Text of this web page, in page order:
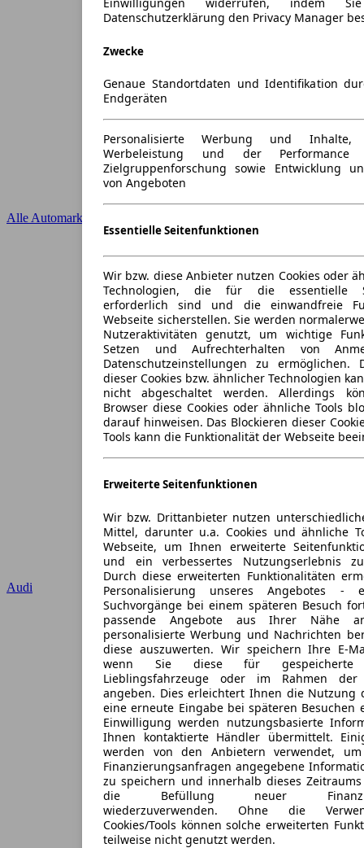
Einwilligungen widerrufen, indem
Datenschutzerklärung den Privacy Manager
Zwecke
Genaue Standortdaten und Identifikation
Endgeräten
Personalisierte Werbung und Inhalte,
Werbeleistung und der
Zielgruppenforschung sowie Entwicklung
von Angeboten
Essentielle Seitenfunktionen
Wir bzw. diese Anbieter nutzen Cookies oder
Technologien, die für die essentielle
erforderlich sind und die einwandfreie
Webseite sicherstellen. Sie werden
Nutzeraktivitäten genutzt, um wichtige
Setzen und Aufrechterhalten von
Datenschutzeinstellungen zu ermöglichen.
dieser Cookies bzw. ähnlicher Technologien
nicht abgeschaltet werden. Allerdings
Browser diese Cookies oder ähnliche Tools
darauf hinweisen. Das Blockieren dieser
Tools kann die Funktionalität der Webseite
Erweiterte Seitenfunktionen
Wir bzw. Drittanbieter nutzen
Mittel, darunter u.a. Cookies und ähnliche
Webseite, um Ihnen erweiterte
und ein verbessertes Nutzungserlebnis
Durch diese erweiterten Funktionalitäten
Personalisierung unseres Angebotes
Suchvorgänge bei einem späteren Besuch
passende Angebote aus Ihrer Nähe
personalisierte Werbung und Nachrichten
diese auszuwerten. Wir speichern Ihre E-
wenn Sie diese für gespeicherte
Lieblingsfahrzeuge oder im Rahmen der
angeben. Dies erleichtert Ihnen die Nutzung
eine erneute Eingabe bei späteren
Einwilligung werden nutzungsbasierte
Ihnen kontaktierte Händler übermittelt.
werden von den Anbietern verwendet,
Finanzierungsanfragen angegebene
zu speichern und innerhalb dieses
die Befüllung neuer
wiederzuverwenden. Ohne die
Cookies/Tools können solche erweiterten
teilweise nicht genutzt werden.
Alle Automarken
Audi